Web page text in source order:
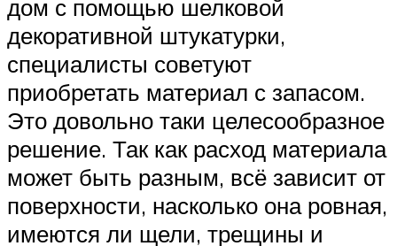
дом с помощью шелковой
декоративной штукатурки,
специалисты советуют
приобретать материал с запасом.
Это довольно таки целесообразное
решение. Так как расход материала
может быть разным, всё зависит от
поверхности, насколько она ровная,
имеются ли щели, трещины и